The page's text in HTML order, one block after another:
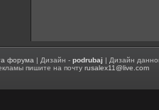
форума | Дизайн -podrubaj | Дизайн
пишите на почтуrusalex11@live.com